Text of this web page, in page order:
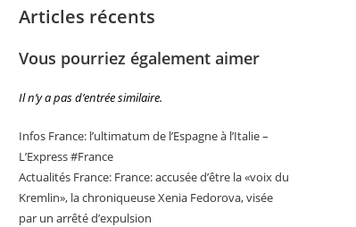
Articles récents
Vous pourriez également aimer
Il n’y a pas d’entrée similaire.
Infos France: l’ultimatum de l’Espagne à l’Italie –
L’Express #France
Actualités France: France: accusée d’être la «voix du
Kremlin», la chroniqueuse Xenia Fedorova, visée
par un arrêté d’expulsion